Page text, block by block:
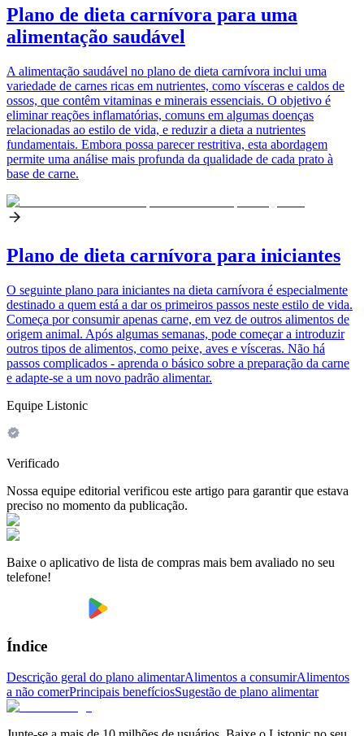
Plano de dieta carnívora para uma
alimentação saudável
A alimentação saudável no plano de dieta carnívora inclui uma
variedade de carnes ricas em nutrientes, como vísceras e caldos de
ossos, que contêm vitaminas e minerais essenciais. O objetivo é
eliminar reações inflamatórias, comuns em algumas doenças
relacionadas ao estilo de vida, e reduzir a dieta a nutrientes
fundamentais. Embora possa parecer restritiva, esta abordagem
permite uma análise mais profunda da qualidade de cada prato à
base de carne.
Plano de dieta carnívora para iniciantes
O seguinte plano para iniciantes na dieta carnívora é especialmente
destinado a quem está a dar os primeiros passos neste estilo de vida.
Começa por consumir apenas carne, em vez de outros alimentos de
origem animal. Após algumas semanas, pode começar a introduzir
outros tipos de alimentos, como peixe, aves e vísceras. Não há
passos complicados - aprenda o básico sobre a preparação da carne
e adapte-se a um novo padrão alimentar.
Equipe Listonic
Verificado
Nossa equipe editorial verificou este artigo para garantir que estava
preciso no momento da publicação.
Baixe o aplicativo de lista de compras mais bem avaliado no seu
telefone!
Índice
Descrição geral do plano alimentarAlimentos a consumirAlimentos
a não comerPrincipais benefíciosSugestão de plano alimentar